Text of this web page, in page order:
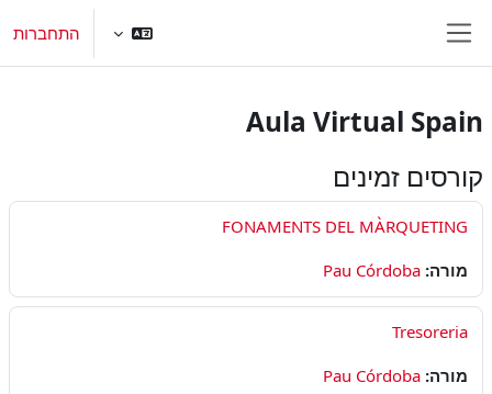
התחברות
Aula Virtual Spain
קורסים זמינים
FONAMENTS DEL MÀRQUETING
מורה: Pau Córdoba
Tresoreria
מורה: Pau Córdoba